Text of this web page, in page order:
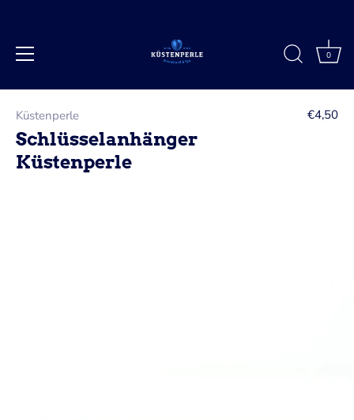
zum
Inhalt
0
Küstenperle €4,50
Schlüsselanhänger
Küstenperle